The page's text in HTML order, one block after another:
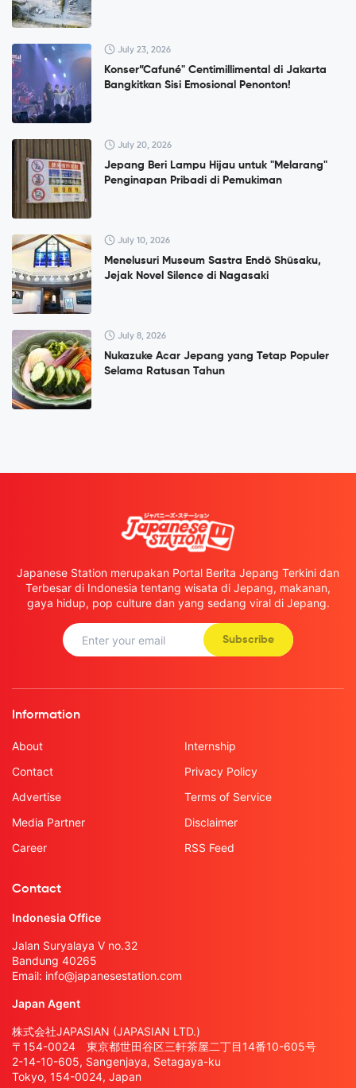
July 23, 2026
Konser”Cafuné" Centimillimental di Jakarta
Bangkitkan Sisi Emosional Penonton!
July 20, 2026
Jepang Beri Lampu Hijau untuk "Melarang"
Penginapan Pribadi di Pemukiman
July 10, 2026
Menelusuri Museum Sastra Endō Shūsaku,
Jejak Novel Silence di Nagasaki
July 8, 2026
Nukazuke Acar Jepang yang Tetap Populer
Selama Ratusan Tahun
Japanese Station merupakan Portal Berita Jepang Terkini dan
Terbesar di Indonesia tentang wisata di Jepang, makanan,
gaya hidup, pop culture dan yang sedang viral di Jepang.
Subscribe
Information
About
Contact
Advertise
Media Partner
Career
Internship
Privacy Policy
Terms of Service
Disclaimer
RSS Feed
Contact
Indonesia Office
Jalan Suryalaya V no.32
Bandung 40265
Email: info@japanesestation.com
Japan Agent
株式会社JAPASIAN (JAPASIAN LTD.)
〒154-0024 東京都世田谷区三軒茶屋二丁目14番10-605号
2-14-10-605, Sangenjaya, Setagaya-ku
Tokyo, 154-0024, Japan